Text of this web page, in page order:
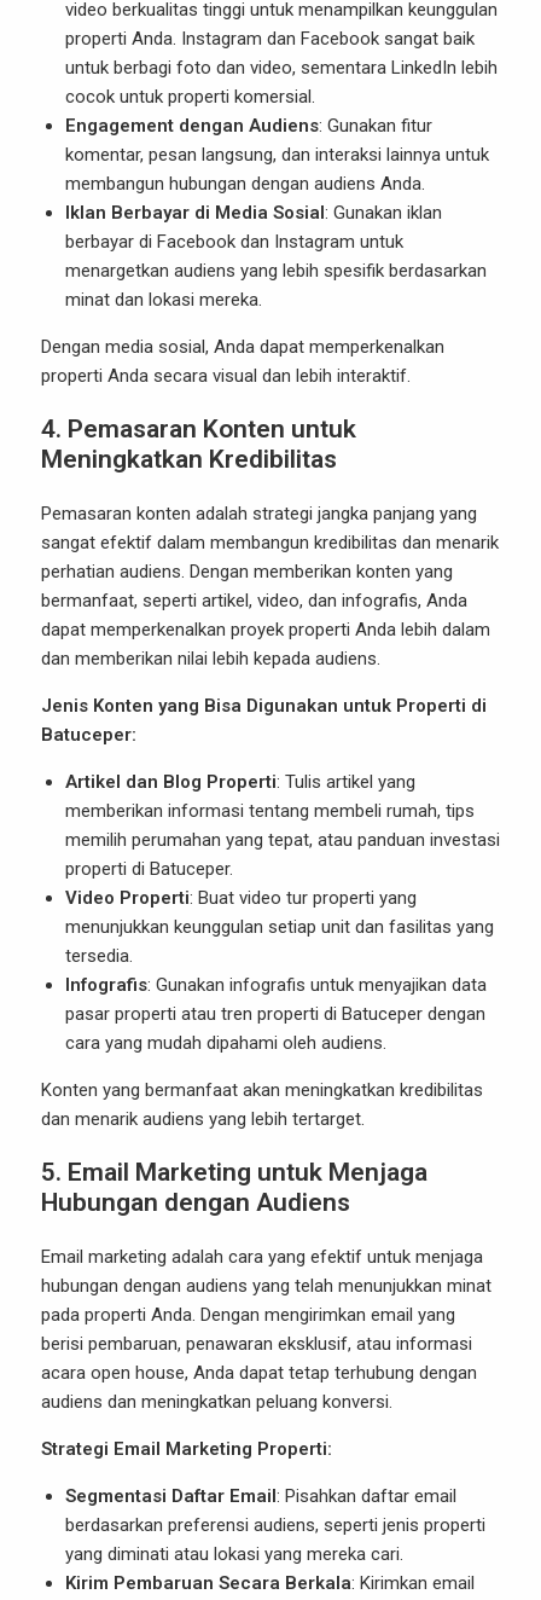
video berkualitas tinggi untuk menampilkan keunggulan
properti Anda. Instagram dan Facebook sangat baik
untuk berbagi foto dan video, sementara LinkedIn lebih
cocok untuk properti komersial.
Engagement dengan Audiens: Gunakan fitur
komentar, pesan langsung, dan interaksi lainnya untuk
membangun hubungan dengan audiens Anda.
Iklan Berbayar di Media Sosial: Gunakan iklan
berbayar di Facebook dan Instagram untuk
menargetkan audiens yang lebih spesifik berdasarkan
minat dan lokasi mereka.
Dengan media sosial, Anda dapat memperkenalkan
properti Anda secara visual dan lebih interaktif.
4. Pemasaran Konten untuk
Meningkatkan Kredibilitas
Pemasaran konten adalah strategi jangka panjang yang
sangat efektif dalam membangun kredibilitas dan menarik
perhatian audiens. Dengan memberikan konten yang
bermanfaat, seperti artikel, video, dan infografis, Anda
dapat memperkenalkan proyek properti Anda lebih dalam
dan memberikan nilai lebih kepada audiens.
Jenis Konten yang Bisa Digunakan untuk Properti di
Batuceper:
Artikel dan Blog Properti: Tulis artikel yang
memberikan informasi tentang membeli rumah, tips
memilih perumahan yang tepat, atau panduan investasi
properti di Batuceper.
Video Properti: Buat video tur properti yang
menunjukkan keunggulan setiap unit dan fasilitas yang
tersedia.
Infografis: Gunakan infografis untuk menyajikan data
pasar properti atau tren properti di Batuceper dengan
cara yang mudah dipahami oleh audiens.
Konten yang bermanfaat akan meningkatkan kredibilitas
dan menarik audiens yang lebih tertarget.
5. Email Marketing untuk Menjaga
Hubungan dengan Audiens
Email marketing adalah cara yang efektif untuk menjaga
hubungan dengan audiens yang telah menunjukkan minat
pada properti Anda. Dengan mengirimkan email yang
berisi pembaruan, penawaran eksklusif, atau informasi
acara open house, Anda dapat tetap terhubung dengan
audiens dan meningkatkan peluang konversi.
Strategi Email Marketing Properti:
Segmentasi Daftar Email: Pisahkan daftar email
berdasarkan preferensi audiens, seperti jenis properti
yang diminati atau lokasi yang mereka cari.
Kirim Pembaruan Secara Berkala: Kirimkan email